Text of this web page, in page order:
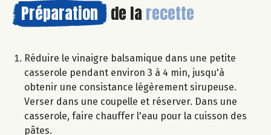
Préparation de la recette
Réduire le vinaigre balsamique dans une petite
casserole pendant environ 3 à 4 min, jusqu'à
obtenir une consistance légèrement sirupeuse.
Verser dans une coupelle et réserver. Dans une
casserole, faire chauffer l'eau pour la cuisson des
pâtes.